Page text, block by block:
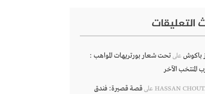
التعليقات
باكوش علىتحت شعار بورتريهات المواهب :
المنتخب الآخر
HASSAN علىقصة قصيرة: فندق